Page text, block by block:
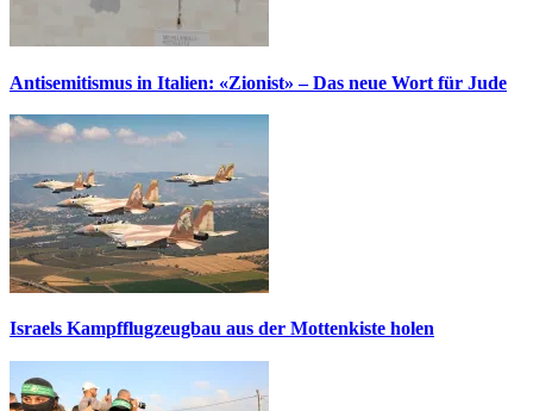
Antisemitismus in Italien: «Zionist» – Das neue Wort für Jude
Israels Kampfflugzeugbau aus der Mottenkiste holen